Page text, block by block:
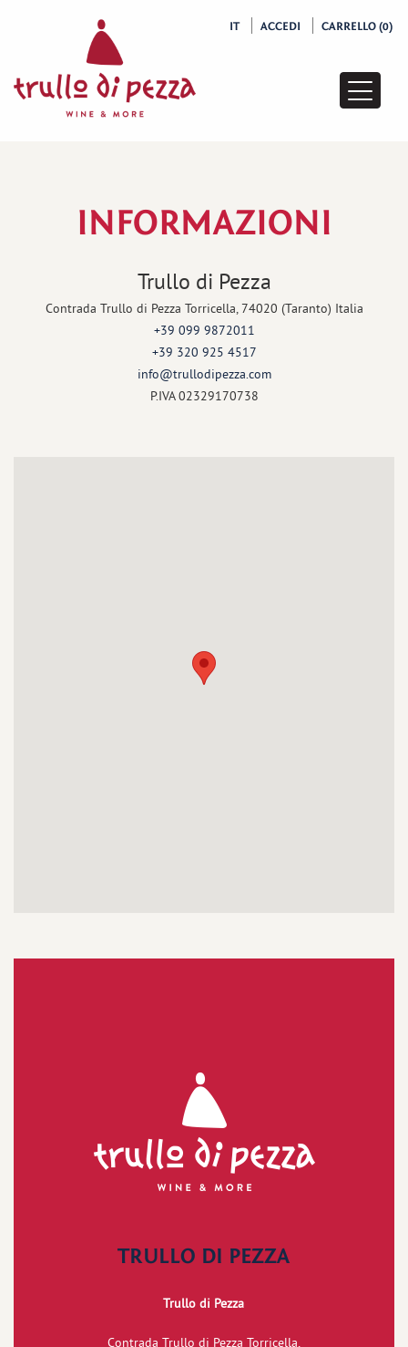
IT ACCEDI CARRELLO (0)
Lista
pagine
INFORMAZIONI
Trullo di Pezza
Contrada Trullo di Pezza Torricella, 74020 (Taranto) Italia
+39 099 9872011
+39 320 925 4517
info@trullodipezza.com
P.IVA 02329170738
TRULLO DI PEZZA
Trullo di Pezza
Contrada Trullo di Pezza Torricella,